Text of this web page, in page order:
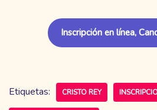
Inscripción en línea,
Etiquetas: CRISTO REY